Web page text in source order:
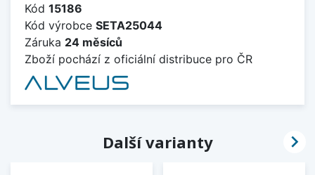
Kód 15186
Kód výrobce SETA25044
Záruka 24 měsíců
Zboží pochází z oficiální distribuce pro ČR
Další varianty 